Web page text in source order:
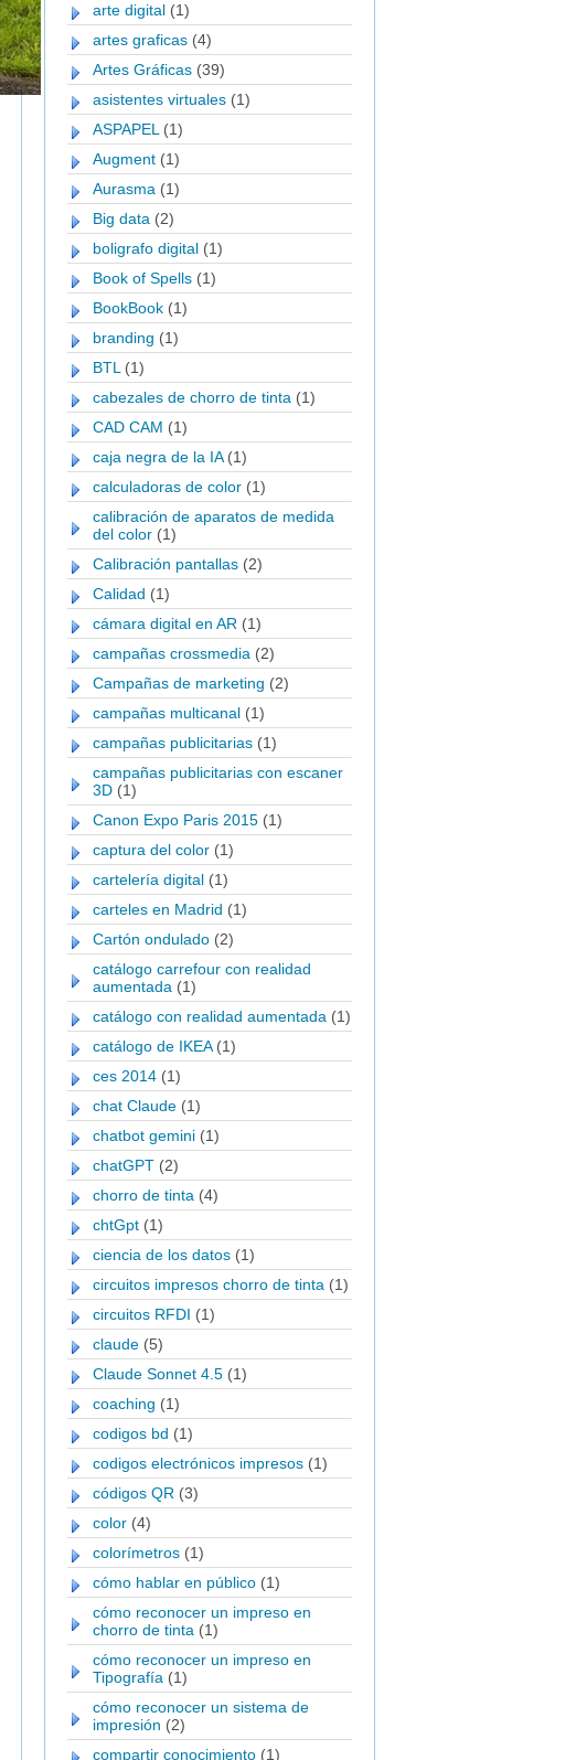
arte digital (1)
artes graficas (4)
Artes Gráficas (39)
asistentes virtuales (1)
ASPAPEL (1)
Augment (1)
Aurasma (1)
Big data (2)
boligrafo digital (1)
Book of Spells (1)
BookBook (1)
branding (1)
BTL (1)
cabezales de chorro de tinta (1)
CAD CAM (1)
caja negra de la IA (1)
calculadoras de color (1)
calibración de aparatos de medida
del color (1)
Calibración pantallas (2)
Calidad (1)
cámara digital en AR (1)
campañas crossmedia (2)
Campañas de marketing (2)
campañas multicanal (1)
campañas publicitarias (1)
campañas publicitarias con escaner
3D (1)
Canon Expo Paris 2015 (1)
captura del color (1)
cartelería digital (1)
carteles en Madrid (1)
Cartón ondulado (2)
catálogo carrefour con realidad
aumentada (1)
catálogo con realidad aumentada (1)
catálogo de IKEA (1)
ces 2014 (1)
chat Claude (1)
chatbot gemini (1)
chatGPT (2)
chorro de tinta (4)
chtGpt (1)
ciencia de los datos (1)
circuitos impresos chorro de tinta (1)
circuitos RFDI (1)
claude (5)
Claude Sonnet 4.5 (1)
coaching (1)
codigos bd (1)
codigos electrónicos impresos (1)
códigos QR (3)
color (4)
colorímetros (1)
cómo hablar en público (1)
cómo reconocer un impreso en
chorro de tinta (1)
cómo reconocer un impreso en
Tipografía (1)
cómo reconocer un sistema de
impresión (2)
compartir conocimiento (1)